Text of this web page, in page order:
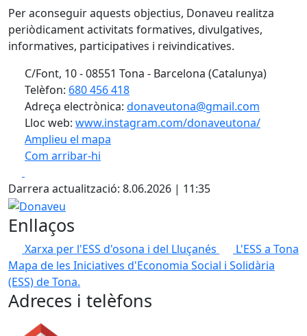
Per aconseguir aquests objectius, Donaveu realitza
periòdicament activitats formatives, divulgatives,
informatives, participatives i reivindicatives.
C/Font, 10 - 08551 Tona - Barcelona (Catalunya)
Telèfon: 680 456 418
Adreça electrònica: donaveutona@gmail.com
Lloc web: www.instagram.com/donaveutona/
Amplieu el mapa
Com arribar-hi
+
−
Darrera actualització: 8.06.2026 | 11:35
Donaveu
Enllaços
Xarxa per l'ESS d'osona i del Lluçanés
L'ESS a Tona
Mapa de les Iniciatives d'Economia Social i Solidària
(ESS) de Tona.
Adreces i telèfons